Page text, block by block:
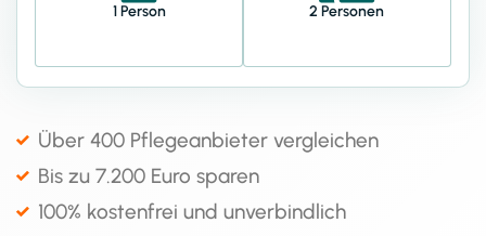
1 Person 2 Personen
Über 400 Pflegeanbieter vergleichen
Bis zu 7.200 Euro sparen
100% kostenfrei und unverbindlich